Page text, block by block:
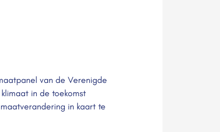
van de Verenigde
in de toekomst
in kaart te